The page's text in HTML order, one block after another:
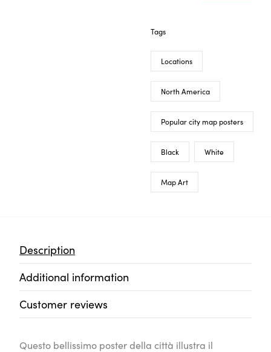
Tags
Locations
North America
Popular city map posters
Black White
Map Art
Description
Additional information
Customer reviews
Questo bellissimo poster della città illustra il